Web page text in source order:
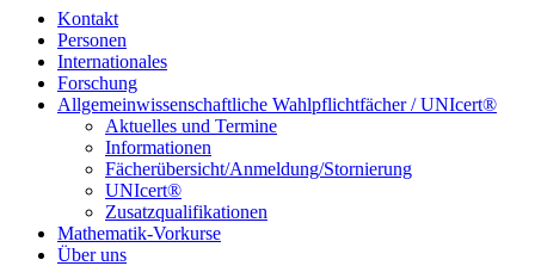
Kontakt
Personen
Internationales
Forschung
Allgemeinwissenschaftliche Wahlpflichtfächer / UNIcert®
Aktuelles und Termine
Informationen
Fächerübersicht/Anmeldung/Stornierung
UNIcert®
Zusatzqualifikationen
Mathematik-Vorkurse
Über uns